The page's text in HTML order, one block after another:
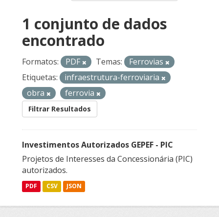
1 conjunto de dados
encontrado
Formatos: PDF Temas:
Ferrovias
Etiquetas:
infraestrutura-ferroviaria
obra
ferrovia
Filtrar Resultados
Investimentos Autorizados GEPEF - PIC
Projetos de Interesses da Concessionária (PIC)
autorizados.
PDF CSV JSON